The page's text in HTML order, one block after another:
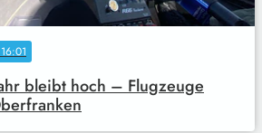
bleibt hoch – Flugzeuge